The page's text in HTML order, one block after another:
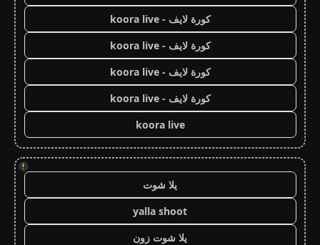
كورة لايف - koora live
كورة لايف - koora live
كورة لايف - koora live
كورة لايف - koora live
koora live
!
يلا شوت
yalla shoot
يلا شوت زون